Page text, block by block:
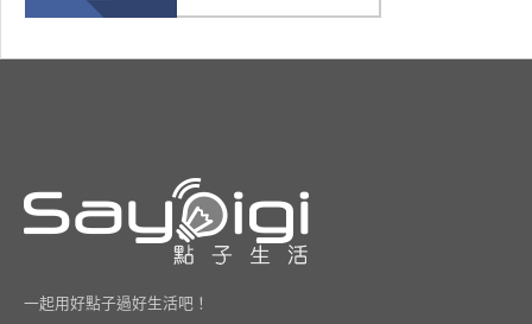
一起用好點子過好生活吧！